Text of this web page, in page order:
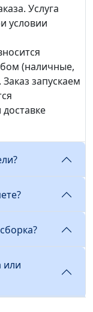
Услуга
условии
(наличные,
запускаем
или